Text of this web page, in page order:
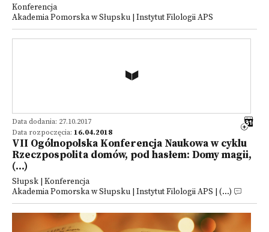
Konferencja
Akademia Pomorska w Słupsku | Instytut Filologii APS
Data dodania: 27.10.2017
Data rozpoczęcia: 16.04.2018
VII Ogólnopolska Konferencja Naukowa w cyklu
Rzeczpospolita domów, pod hasłem: Domy magii,
(...)
Słupsk | Konferencja
Akademia Pomorska w Słupsku | Instytut Filologii APS | (...)